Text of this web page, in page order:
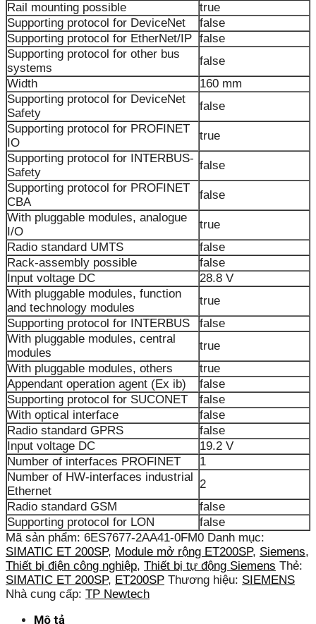
Rail mounting possible
true
Supporting protocol for DeviceNet
false
Supporting protocol for EtherNet/IP false
Supporting protocol for other bus
systems
false
Width
160 mm
Supporting protocol for DeviceNet
Safety
false
Supporting protocol for PROFINET
IO
true
Supporting protocol for INTERBUS-
Safety
false
Supporting protocol for PROFINET
CBA
false
With pluggable modules, analogue
I/O
true
Radio standard UMTS
false
Rack-assembly possible
false
Input voltage DC
28.8 V
With pluggable modules, function
and technology modules
true
Supporting protocol for INTERBUS
false
With pluggable modules, central
modules
true
With pluggable modules, others
true
Appendant operation agent (Ex ib)
false
Supporting protocol for SUCONET
false
With optical interface
false
Radio standard GPRS
false
Input voltage DC
19.2 V
Number of interfaces PROFINET
1
Number of HW-interfaces industrial
Ethernet
2
Radio standard GSM
false
Supporting protocol for LON
false
Mã sản phẩm: 6ES7677-2AA41-0FM0 Danh mục:
SIMATIC ET 200SP, Module mở rộng ET200SP, Siemens,
Thiết bị điện công nghiệp, Thiết bị tự động Siemens Thẻ:
SIMATIC ET 200SP, ET200SP Thương hiệu: SIEMENS
Nhà cung cấp: TP Newtech
Mô tả